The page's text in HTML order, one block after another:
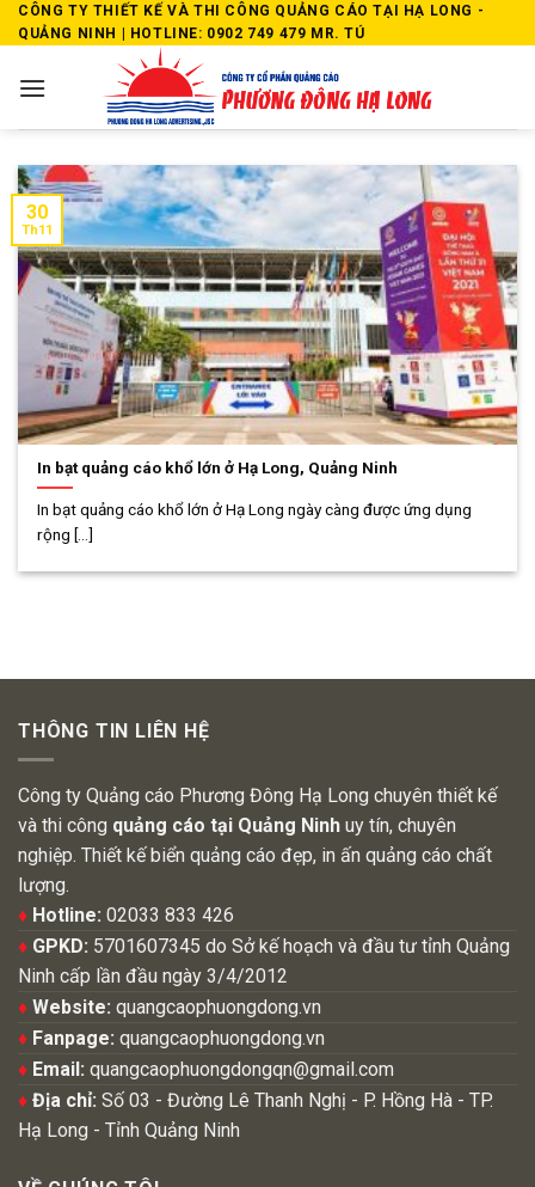
Skip
to
CÔNG TY THIẾT KẾ VÀ THI CÔNG QUẢNG CÁO TẠI HẠ LONG -
QUẢNG NINH | HOTLINE: 0902 749 479 MR. TÚ
In bạt quảng cáo khổ lớn ở Hạ Long, Quảng Ninh
In bạt quảng cáo khổ lớn ở Hạ Long ngày càng được ứng dụng
rộng [...]
30
Th11
THÔNG TIN LIÊN HỆ
Công ty Quảng cáo Phương Đông Hạ Long chuyên thiết kế
và thi công quảng cáo tại Quảng Ninh uy tín, chuyên
nghiệp. Thiết kế biển quảng cáo đẹp, in ấn quảng cáo chất
lượng.
♦ Hotline: 02033 833 426
♦ GPKD: 5701607345 do Sở kế hoạch và đầu tư tỉnh Quảng
Ninh cấp lần đầu ngày 3/4/2012
♦ Website: quangcaophuongdong.vn
♦ Fanpage: quangcaophuongdong.vn
♦ Email: quangcaophuongdongqn@gmail.com
♦ Địa chỉ: Số 03 - Đường Lê Thanh Nghị - P. Hồng Hà - TP.
Hạ Long - Tỉnh Quảng Ninh